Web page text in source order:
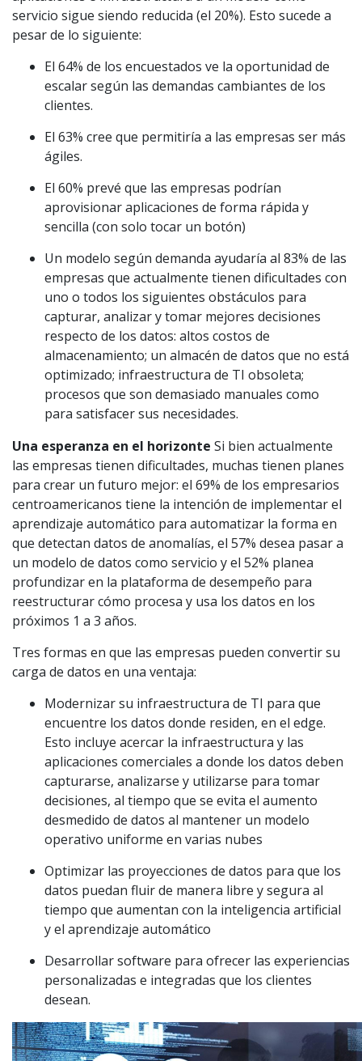
servicio sigue siendo reducida (el 20%). Esto sucede a
pesar de lo siguiente:
El 64% de los encuestados ve la oportunidad de
escalar según las demandas cambiantes de los
clientes.
El 63% cree que permitiría a las empresas ser más
ágiles.
El 60% prevé que las empresas podrían
aprovisionar aplicaciones de forma rápida y
sencilla (con solo tocar un botón)
Un modelo según demanda ayudaría al 83% de las
empresas que actualmente tienen dificultades con
uno o todos los siguientes obstáculos para
capturar, analizar y tomar mejores decisiones
respecto de los datos: altos costos de
almacenamiento; un almacén de datos que no está
optimizado; infraestructura de TI obsoleta;
procesos que son demasiado manuales como
para satisfacer sus necesidades.
Una esperanza en el horizonte Si bien actualmente
las empresas tienen dificultades, muchas tienen planes
para crear un futuro mejor: el 69% de los empresarios
centroamericanos tiene la intención de implementar el
aprendizaje automático para automatizar la forma en
que detectan datos de anomalías, el 57% desea pasar a
un modelo de datos como servicio y el 52% planea
profundizar en la plataforma de desempeño para
reestructurar cómo procesa y usa los datos en los
próximos 1 a 3 años.
Tres formas en que las empresas pueden convertir su
carga de datos en una ventaja:
Modernizar su infraestructura de TI para que
encuentre los datos donde residen, en el edge.
Esto incluye acercar la infraestructura y las
aplicaciones comerciales a donde los datos deben
capturarse, analizarse y utilizarse para tomar
decisiones, al tiempo que se evita el aumento
desmedido de datos al mantener un modelo
operativo uniforme en varias nubes
Optimizar las proyecciones de datos para que los
datos puedan fluir de manera libre y segura al
tiempo que aumentan con la inteligencia artificial
y el aprendizaje automático
Desarrollar software para ofrecer las experiencias
personalizadas e integradas que los clientes
desean.